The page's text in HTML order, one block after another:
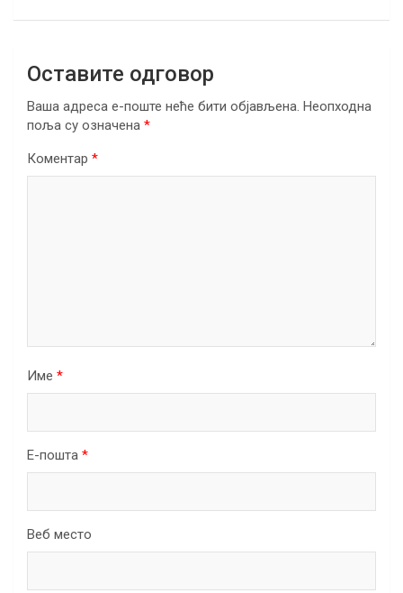
Оставите одговор
Ваша адреса е-поште неће бити објављена. Неопходна
поља су означена *
Коментар *
Име *
Е-пошта *
Веб место